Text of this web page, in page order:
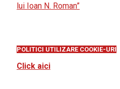
lui Ioan N. Roman”
POLITICI UTILIZARE COOKIE-URI
Click aici